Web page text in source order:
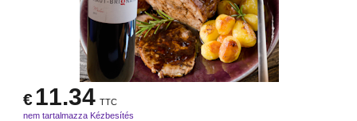
€11.34 TTC
nem tartalmazza Kézbesítés